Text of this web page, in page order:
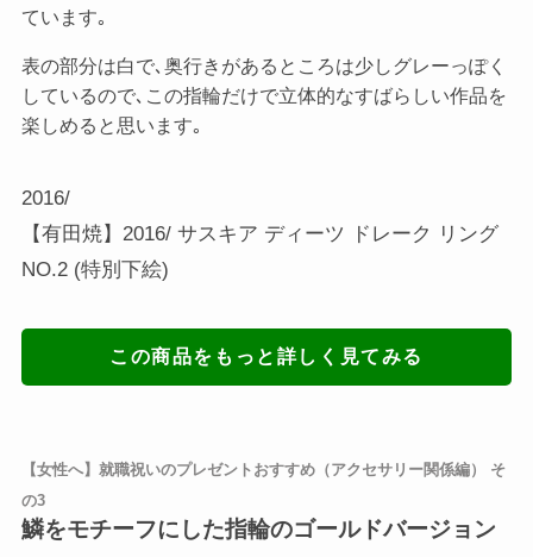
ています｡
表の部分は白で､奥行きがあるところは少しグレーっぽく
しているので､この指輪だけで立体的なすばらしい作品を
楽しめると思います｡
2016/
【有田焼】2016/ サスキア ディーツ ドレーク リング
NO.2 (特別下絵)
この商品をもっと詳しく見てみる
【女性へ】就職祝いのプレゼントおすすめ（アクセサリー関係編） そ
の3
鱗をモチーフにした指輪のゴールドバージョン